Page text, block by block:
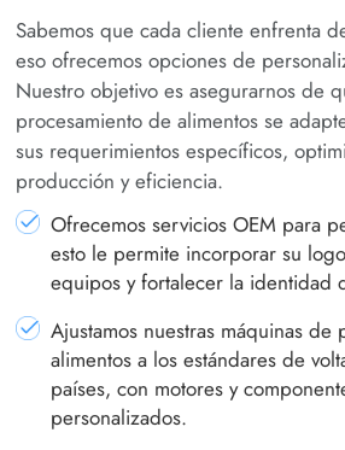
Sabemos que cada cliente enfrenta
eso ofrecemos opciones de
Nuestro objetivo es asegurarnos de
procesamiento de alimentos se
sus requerimientos específicos,
producción y eficiencia.
Ofrecemos servicios OEM para
esto le permite incorporar su
equipos y fortalecer la identidad
Ajustamos nuestras máquinas de
alimentos a los estándares de
países, con motores y
personalizados.